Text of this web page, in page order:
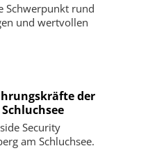
Schwerpunkt rund
und wertvollen
der
Security
am Schluchsee.